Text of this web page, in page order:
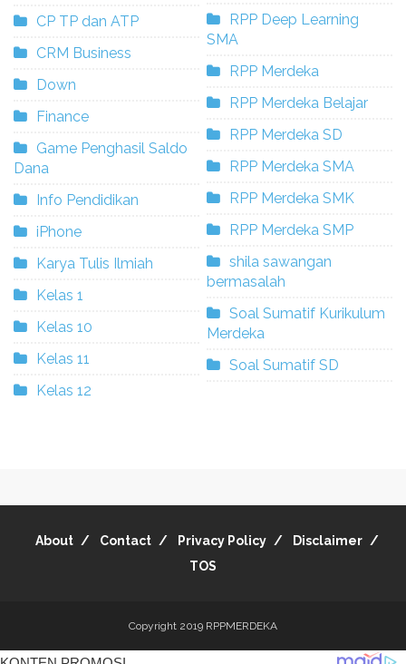
CP TP dan ATP
CRM Business
Down
Finance
Game Penghasil Saldo
Dana
Info Pendidikan
iPhone
Karya Tulis Ilmiah
Kelas 1
Kelas 10
Kelas 11
Kelas 12
RPP Deep Learning
SMA
RPP Merdeka
RPP Merdeka Belajar
RPP Merdeka SD
RPP Merdeka SMA
RPP Merdeka SMK
RPP Merdeka SMP
shila sawangan
bermasalah
Soal Sumatif Kurikulum
Merdeka
Soal Sumatif SD
About Contact Privacy Policy
Disclaimer
TOS
Copyright 2019 RPPMERDEKA